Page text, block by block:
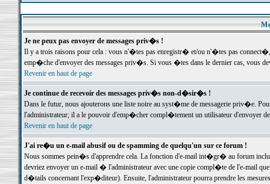
Je ne peux pas envoyer de messages priv�s !
Il y a trois raisons pour cela : vous n'�tes pas enregistr� et/ou n'�tes pas
emp�che d'envoyer des messages priv�s. Si vous �tes dans le dernier cas, vous
Revenir en haut de page
Je continue de recevoir des messages priv�s non-d�sir�s !
Dans le futur, nous ajouterons une liste noire au syst�me de messagerie priv�e.
l'administrateur; il a le pouvoir d'emp�cher compl�tement un utilisateur d'envoyer
Revenir en haut de page
J'ai re�u un e-mail abusif ou de spamming de quelqu'un sur ce forum !
Nous sommes pein�s d'apprendre cela. La fonction d'e-mail int�gr� au forum inclut
devriez envoyer un e-mail � l'administrateur avec une copie compl�te de l'e-mail
d�tails concernant l'exp�diteur). Ensuite, l'administrateur pourra prendre les